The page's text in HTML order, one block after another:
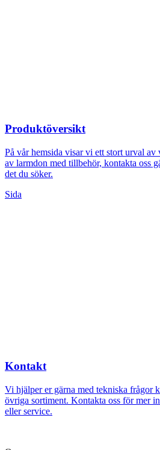
Produktöversikt
På vår hemsida visar vi ett stort urval
av larmdon med tillbehör, kontakta oss
det du söker.
Sida
Kontakt
Vi hjälper er gärna med tekniska frågor
övriga sortiment. Kontakta oss för mer
eller service.